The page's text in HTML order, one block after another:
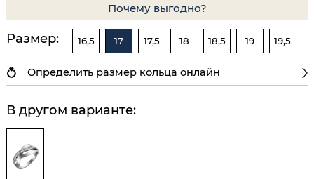
Почему выгодно?
Размер: 16,5 17 17,5 18 18,5 19 19,5
Определить размер кольца онлайн
В другом варианте: